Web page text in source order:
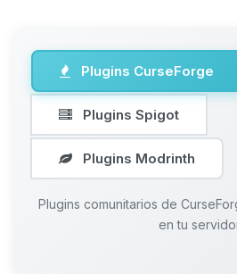
Plugins CurseForge
Plugins Spigot
Plugins Modrinth
Plugins comunitarios de
en tu